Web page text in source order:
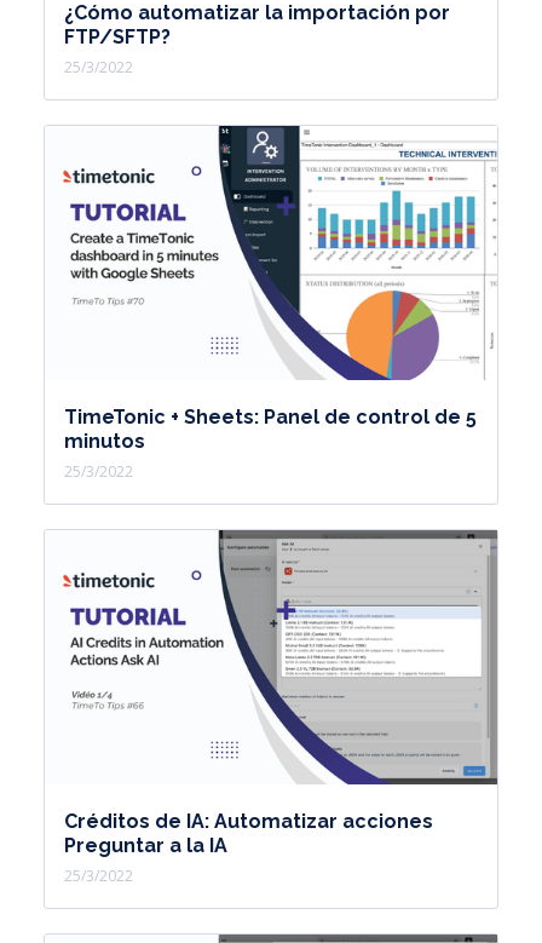
¿Cómo automatizar la importación por
FTP/SFTP?
25/3/2022
TimeTonic + Sheets: Panel de control de 5
minutos
25/3/2022
Créditos de IA: Automatizar acciones
Preguntar a la IA
25/3/2022